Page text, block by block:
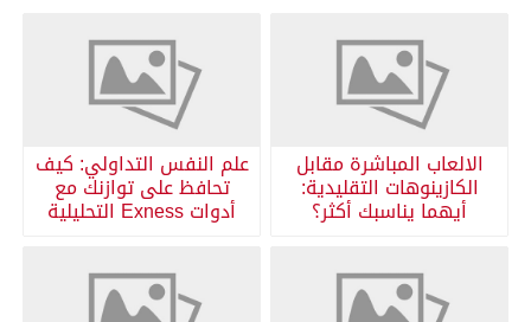
الالعاب المباشرة مقابل
الكازينوهات التقليدية:
أيهما يناسبك أكثر؟
علم النفس التداولي: كيف
تحافظ على توازنك مع
أدوات Exness التحليلية